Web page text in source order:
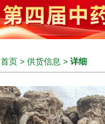
首页 > 供货信息 > 详细